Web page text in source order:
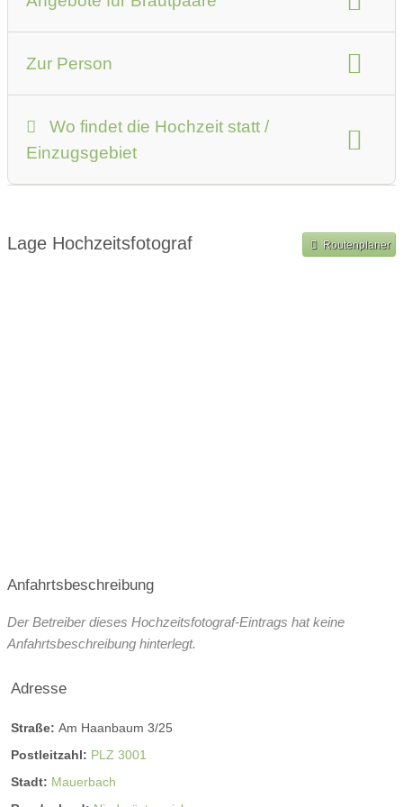
Bilder als RAW-Daten Fotografiedauer
Lieferzeit
Lieferart der Bilder:
Fotobuch
USB-Stick
Filesharing
Copyright und Rechte:
Bilder frei verwendbar
Zur Person
Einzugsgebiet
Lage Hochzeitsfotograf Routenplaner
Anfahrtsbeschreibung
Der Betreiber dieses Hochzeitsfotograf-Eintrags hat keine
Anfahrtsbeschreibung hinterlegt.
Adresse
Straße: Am Haanbaum 3/25
Postleitzahl: PLZ 3001
Stadt: Mauerbach